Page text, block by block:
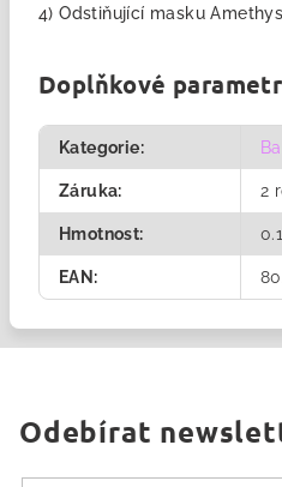
4) Odstiňující masku
Doplňkové
Kategorie:
Záruka: 2
Hmotnost:
EAN :
Odebírat